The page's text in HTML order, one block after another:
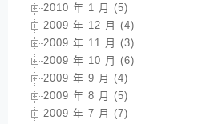
2010 年 1 月 (5)
2009 年 12 月 (4)
2009 年 11 月 (3)
2009 年 10 月 (6)
2009 年 9 月 (4)
2009 年 8 月 (5)
2009 年 7 月 (7)